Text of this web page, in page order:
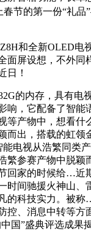
春节的第一份“礼
和全新OLED电
面屏设想，不外同
日！
的内存，具有电
响，它配备了智能
等产物中，想看什
而出，搭载的虹领
能电视从浩繁同类
繁参赛产物中脱颖
回家的时候给…近
时间驰援火神山、
的科技实力。被
控、消息中转等方
国”盛典评选成果